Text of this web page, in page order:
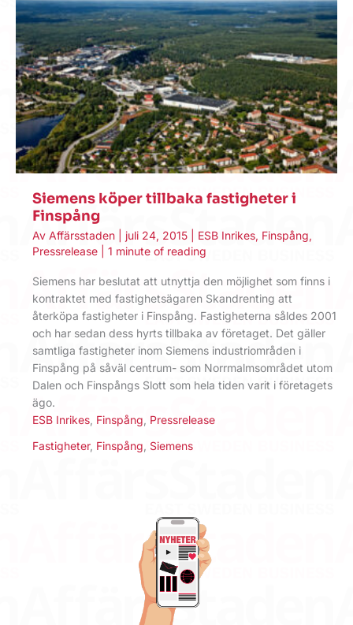
Siemens köper tillbaka fastigheter i
Finspång
Av Affärsstaden juli 24, 2015 ESB Inrikes, Finspång,
Pressrelease
1 minute of reading
Siemens har beslutat att utnyttja den möjlighet som finns i
kontraktet med fastighetsägaren Skandrenting att
återköpa fastigheter i Finspång. Fastigheterna såldes 2001
och har sedan dess hyrts tillbaka av företaget. Det gäller
samtliga fastigheter inom Siemens industriområden i
Finspång på såväl centrum- som Norrmalmsområdet utom
Dalen och Finspångs Slott som hela tiden varit i företagets
ägo.
ESB Inrikes Finspång Pressrelease
Fastigheter, Finspång Siemens